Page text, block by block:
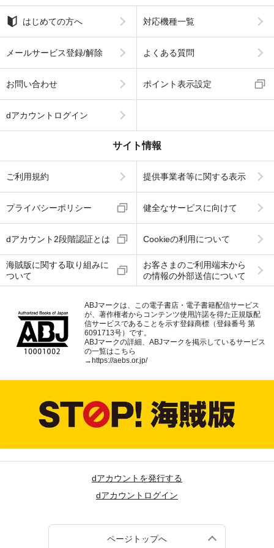
はじめての方へ 対応機種一覧
メールサービス登録/解除 よくある質問
お問い合わせ ポイント表示設定
dアカウントログイン
サイト情報
ご利用規約 提供事業者等に関する表示
プライバシーポリシー 健全なサービスに向けて
dアカウント2段階認証とは Cookieの利用について
海賊版に関する取り組みに
ついて
お客さまのご利用端末から
の情報の外部送信について
ABJマークは、この電子書店・電子書籍配信サービス
が、著作権者からコンテンツ使用許諾を得た正規版配
信サービスであることを示す登録商標（登録番号 第
6091713号）です。
ABJマークの詳細、ABJマークを掲示しているサービス
の一覧はこちら
→https://aebs.or.jp/
dアカウントを発行する
dアカウントログイン
ページトップへ